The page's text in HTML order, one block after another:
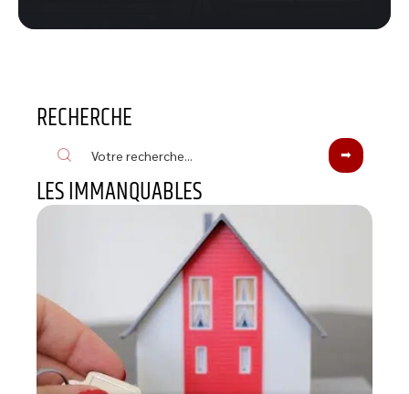
RECHERCHE
LES IMMANQUABLES